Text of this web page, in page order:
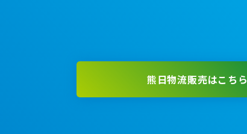
熊日物流販売はこちら